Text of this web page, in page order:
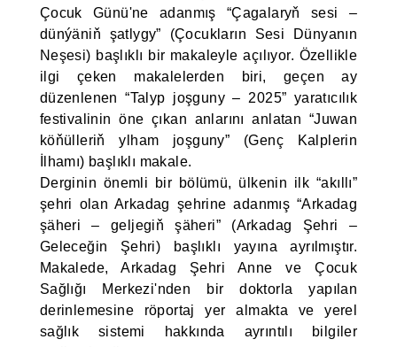
Çocuk Günü'ne adanmış “Çagalaryň sesi –
dünýäniň şatlygy” (Çocukların Sesi Dünyanın
Neşesi) başlıklı bir makaleyle açılıyor. Özellikle
ilgi çeken makalelerden biri, geçen ay
düzenlenen “Talyp joşguny – 2025” yaratıcılık
festivalinin öne çıkan anlarını anlatan “Juwan
köňülleriň ylham joşguny” (Genç Kalplerin
İlhamı) başlıklı makale.
Derginin önemli bir bölümü, ülkenin ilk “akıllı”
şehri olan Arkadag şehrine adanmış “Arkadag
şäheri – geljegiň şäheri” (Arkadag Şehri –
Geleceğin Şehri) başlıklı yayına ayrılmıştır.
Makalede, Arkadag Şehri Anne ve Çocuk
Sağlığı Merkezi'nden bir doktorla yapılan
derinlemesine röportaj yer almakta ve yerel
sağlık sistemi hakkında ayrıntılı bilgiler